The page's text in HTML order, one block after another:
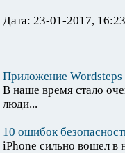
Дата: 23-01-2017, 16:23
Приложение
В наше время стало
люди...
10 ошибок
iPhone сильно вошел в